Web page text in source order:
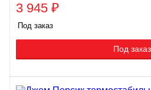
3 945 ₽
Под заказ
Под заказ